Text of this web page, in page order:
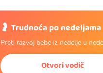
🤰 Trudnoća po nedeljama
Prati razvoj bebe iz nedelje u
Otvori vodič